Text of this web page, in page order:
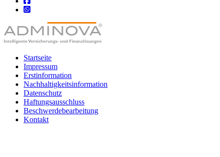
Startseite
Impressum
Erstinformation
Nachhaltigkeitsinformation
Datenschutz
Haftungsausschluss
Beschwerdebearbeitung
Kontakt